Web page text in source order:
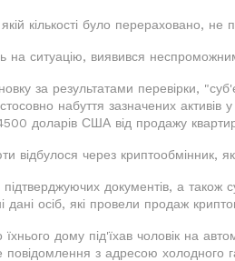
кількості було перераховано, не
на ситуацію, виявився
за результатами перевірки,
набуття зазначених
доларів США від продажу
відбулося через криптообмінник,
документів, а також
дані осіб, які провели продаж
дому під'їхав чоловік на
з адресою холодного